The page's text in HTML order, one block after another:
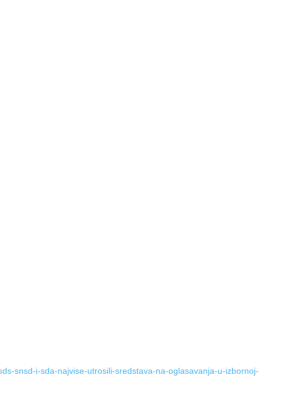
snsd-i-sda-najvise-utrosili-sredstava-na-oglasavanja-u-izbornoj-